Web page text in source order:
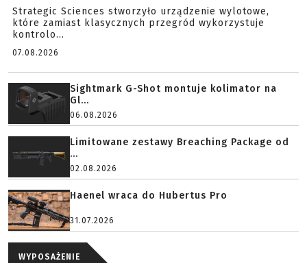
Strategic Sciences stworzyło urządzenie wylotowe,
które zamiast klasycznych przegród wykorzystuje
kontrolo...
07.08.2026
Sightmark G-Shot montuje kolimator na
Gl...
06.08.2026
Limitowane zestawy Breaching Package od
...
02.08.2026
Haenel wraca do Hubertus Pro
31.07.2026
WYPOSAŻENIE